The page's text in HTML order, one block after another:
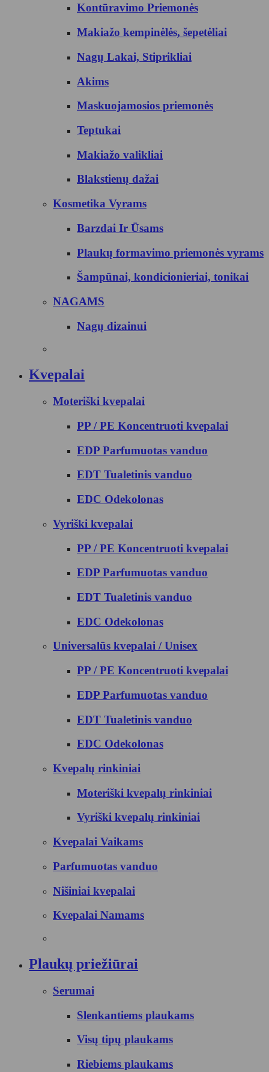
Kontūravimo Priemonės
Makiažo kempinėlės, šepetėliai
Nagų Lakai, Stiprikliai
Akims
Maskuojamosios priemonės
Teptukai
Makiažo valikliai
Blakstienų dažai
Kosmetika Vyrams
Barzdai Ir Ūsams
Plaukų formavimo priemonės vyrams
Šampūnai, kondicionieriai, tonikai
NAGAMS
Nagų dizainui
Kvepalai
Moteriški kvepalai
PP / PE Koncentruoti kvepalai
EDP Parfumuotas vanduo
EDT Tualetinis vanduo
EDC Odekolonas
Vyriški kvepalai
PP / PE Koncentruoti kvepalai
EDP Parfumuotas vanduo
EDT Tualetinis vanduo
EDC Odekolonas
Universalūs kvepalai / Unisex
PP / PE Koncentruoti kvepalai
EDP Parfumuotas vanduo
EDT Tualetinis vanduo
EDC Odekolonas
Kvepalų rinkiniai
Moteriški kvepalų rinkiniai
Vyriški kvepalų rinkiniai
Kvepalai Vaikams
Parfumuotas vanduo
Nišiniai kvepalai
Kvepalai Namams
Plaukų priežiūrai
Serumai
Slenkantiems plaukams
Visų tipų plaukams
Riebiems plaukams